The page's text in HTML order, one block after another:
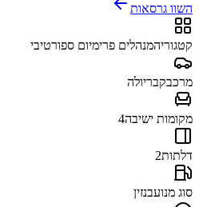
השוו גרסאות
קטגוריהמנהלים פרימיום ספורטיבי
מרכבקבריולה
מקומות ישיבה4
דלתות2
סוג מנועבנזין